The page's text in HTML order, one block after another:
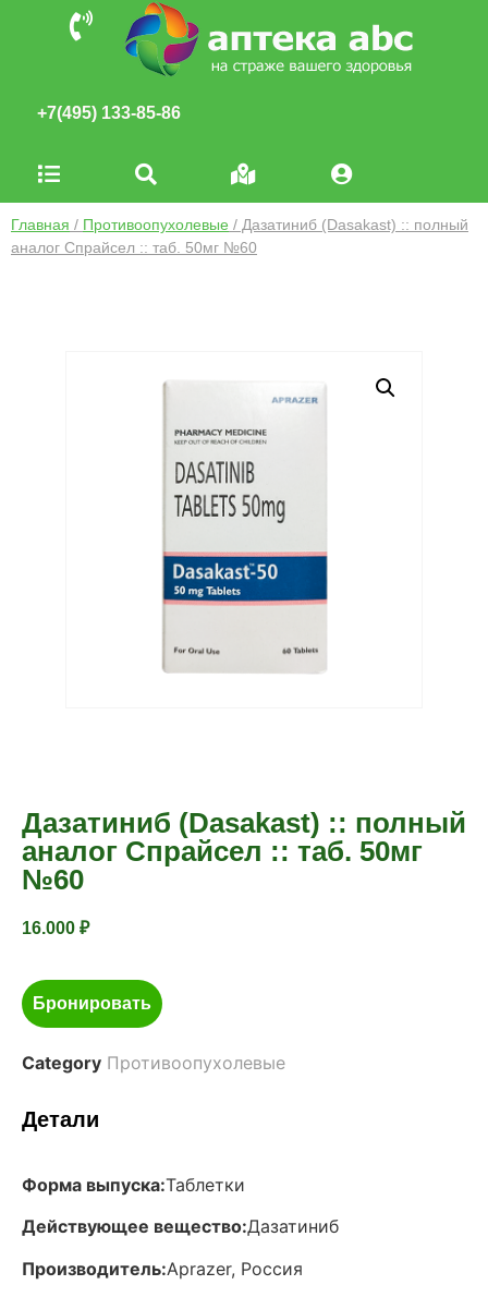
+7(495) 133-85-86
Главная / Противоопухолевые / Дазатиниб (Dasakast) :: полный
аналог Спрайсел :: таб. 50мг №60
Дазатиниб (Dasakast) :: полный
аналог Спрайсел :: таб. 50мг
№60
16.000 ₽
Бронировать
Category Противоопухолевые
Детали
Форма выпуска:Таблетки
Действующее вещество:Дазатиниб
Производитель:Aprazer, Россия